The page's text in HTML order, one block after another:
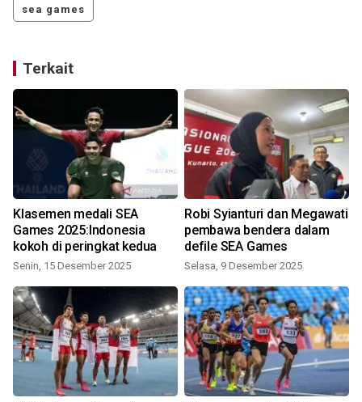
sea games
Terkait
Klasemen medali SEA
Games 2025:Indonesia
kokoh di peringkat kedua
Senin, 15 Desember 2025
Robi Syianturi dan Megawati
pembawa bendera dalam
defile SEA Games
Selasa, 9 Desember 2025